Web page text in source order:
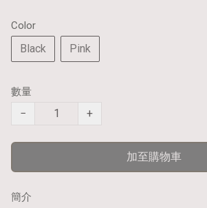
Color
Black Pink
數量
− +
加至購物車
簡介